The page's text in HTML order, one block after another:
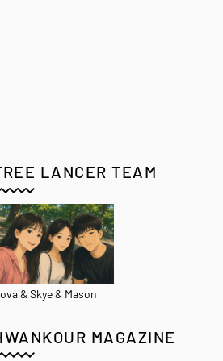
LANCER TEAM
& Skye & Mason
MAGAZINE